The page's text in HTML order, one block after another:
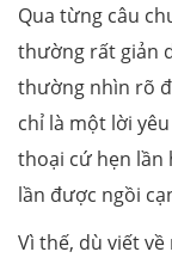
Qua từng câu
thường rất giản
thường nhìn rõ
chỉ là một lời
thoại cứ hẹn lần
lần được ngồi
Vì thế, dù viết